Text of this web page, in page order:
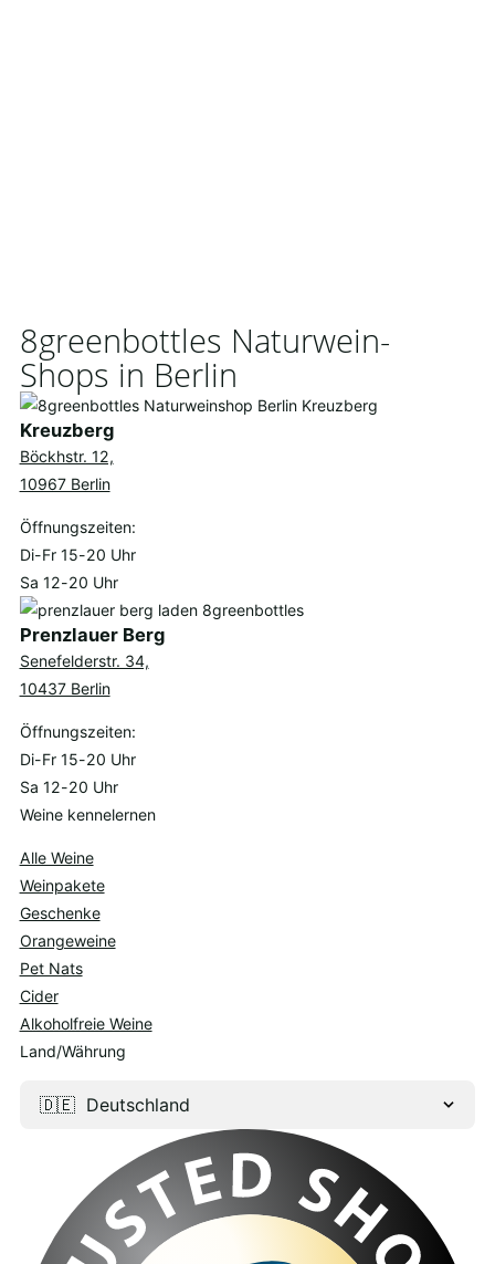
8greenbottles Naturwein-
Shops in Berlin
Kreuzberg
Böckhstr. 12,
10967 Berlin
Öffnungszeiten:
Di-Fr 15-20 Uhr
Sa 12-20 Uhr
Prenzlauer Berg
Senefelderstr. 34,
10437 Berlin
Öffnungszeiten:
Di-Fr 15-20 Uhr
Sa 12-20 Uhr
Weine kennelernen
Alle Weine
Weinpakete
Geschenke
Orangeweine
Pet Nats
Cider
Alkoholfreie Weine
Land/Währung